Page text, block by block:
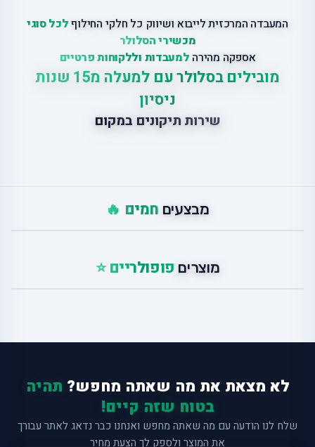
המעבדה המרכזית לייבוא ושיווק כל חלקי החילוףלכל סוגי
מכשירי הסלולר
אספקה מהירה למעבדות וללקוחות פרטיים
מובילים בסלולר עם למעלה מ15 שנות
ניסיון
שירות תיקונים במקום
מבצעים חמים 🔥
מוצרים פופולריים ⭐
לא מצאת את מה שאתה מחפש? תהיה
בטוח שזה קיים!
שלח לנו הודעה עם מה שאתה מחפש ואנחנו כבר נדאג לאתר עבורך
את המוצר ולספק לך הצעת מחיר